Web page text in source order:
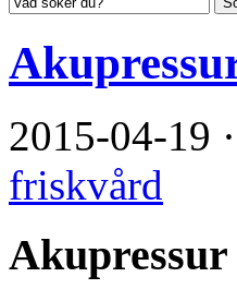
2015-04-19 ·
friskvård
Akupressur